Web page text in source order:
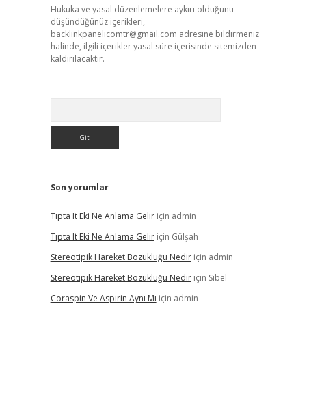
Hukuka ve yasal düzenlemelere aykırı olduğunu
düşündüğünüz içerikleri,
backlinkpanelicomtr@gmail.com adresine bildirmeniz
halinde, ilgili içerikler yasal süre içerisinde sitemizden
kaldırılacaktır.
Son yorumlar
Tıpta It Eki Ne Anlama Geliriçin admin
Tıpta It Eki Ne Anlama Geliriçin Gülşah
Stereotipik Hareket Bozukluğu Nediriçin admin
Stereotipik Hareket Bozukluğu Nediriçin Sibel
Coraspin Ve Aspirin Aynı Mı için admin